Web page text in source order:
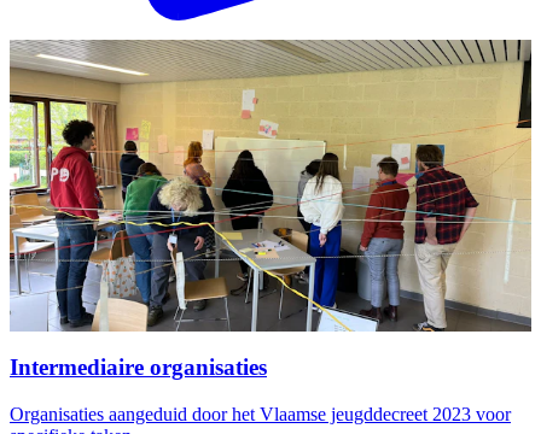
Intermediaire organisaties
Organisaties aangeduid door het Vlaamse jeugddecreet 2023 voor